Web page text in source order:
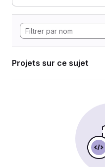
Projets sur ce sujet